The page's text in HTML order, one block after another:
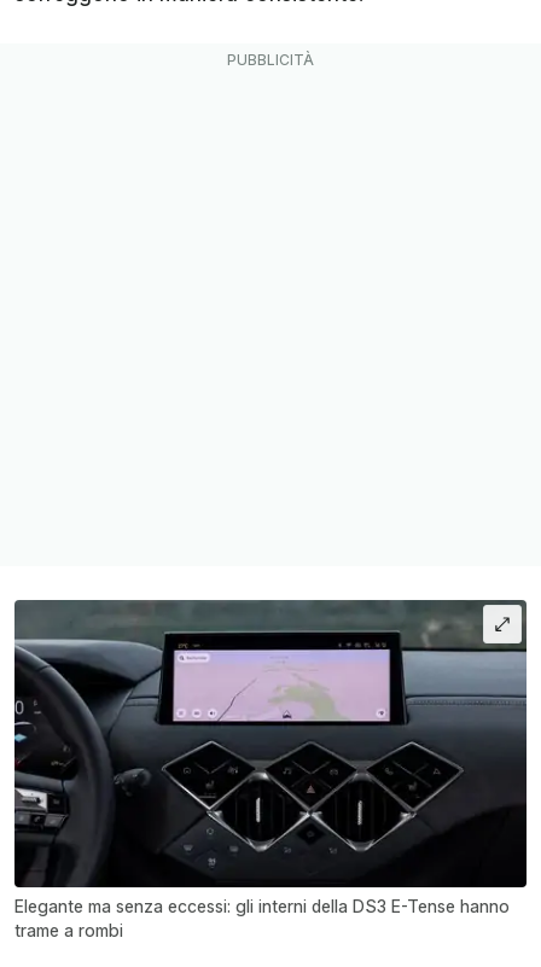
Elegante ma senza eccessi: gli interni della DS3 E-Tense hanno
trame a rombi